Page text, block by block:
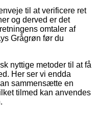
til at verificere ret
og derved er det
omtaler af
Grågrøn før du
nyttige metoder til at få
Her ser vi endda
sammensætte en
tilmed kan anvendes